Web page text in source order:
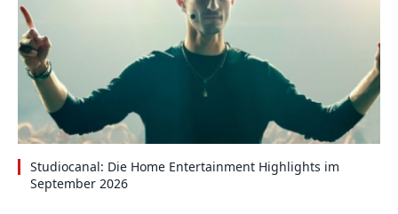
Studiocanal: Die Home Entertainment Highlights im
September 2026